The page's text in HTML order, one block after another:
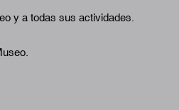
y a todas sus actividades.